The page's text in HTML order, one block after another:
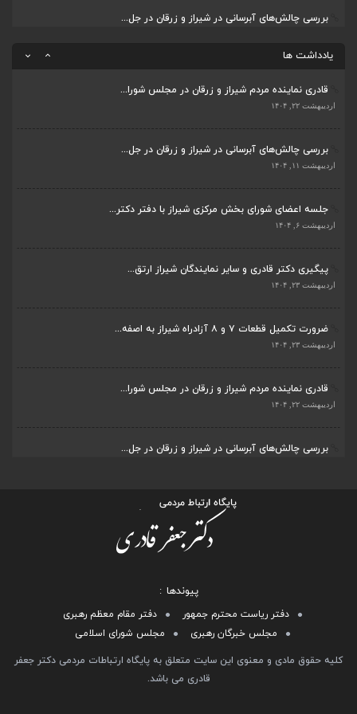
اردیبهشت ۱۱, ۱۴۰۴
یادداشت ها
ضرورت تکمیل قطعات ۷ و ۸ آزادراه شیراز به اصفه...
قادری نماینده مردم شیراز و زرقان در مجلس شورا...
اردیبهشت ۲۲, ۱۴۰۴
بررسی چالش‌های آبرسانی در شیراز و زرقان در جل...
اردیبهشت ۱۱, ۱۴۰۴
جلسه اعضای شورای بخش مرکزی شیراز با دفتر دکتر...
اردیبهشت ۶, ۱۴۰۴
پیگیری دکتر قادری و سایر نمایندگان شیراز ارتق...
اردیبهشت ۲۳, ۱۴۰۴
ضرورت تکمیل قطعات ۷ و ۸ آزادراه شیراز به اصفه...
اردیبهشت ۲۳, ۱۴۰۴
قادری نماینده مردم شیراز و زرقان در مجلس شورا...
اردیبهشت ۲۲, ۱۴۰۴
بررسی چالش‌های آبرسانی در شیراز و زرقان در جل...
پیوندها
دفتر ریاست محترم جمهور
دفتر مقام معظم رهبری
مجلس خبرگان رهبری
مجلس شورای اسلامی
کلیه حقوق مادی و معنوی این سایت متعلق به پایگاه ارتباطات مردمی دکتر جعفر
قادری می باشد.